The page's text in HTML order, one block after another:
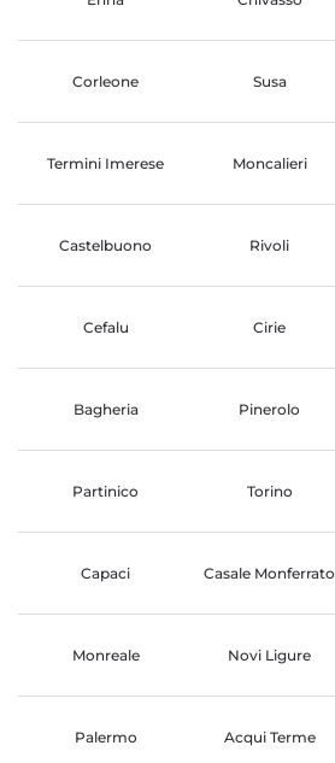
Corleone Susa
Termini Imerese Moncalieri
Castelbuono Rivoli
Cefalu Cirie
Bagheria Pinerolo
Partinico Torino
Capaci Casale Monferrato
Monreale Novi Ligure
Palermo Acqui Terme